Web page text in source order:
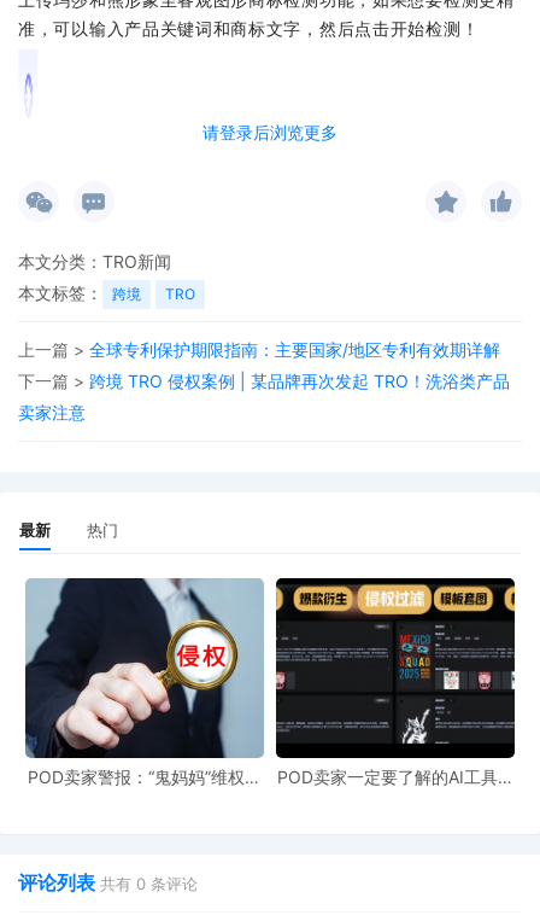
请登录后浏览更多
准，可以输入产品关键词和商标文字，然后点击开始检测！
本文分类： TRO新闻
本文标签：
跨境 TRO
上一篇 > 全球专利保护期限指南：主要国家/地区专利有效期详解
下一篇 > 跨境 TRO 侵权案例 | 某品牌再次发起 TRO！洗浴类产品
卖家注意
最新 热门
POD卖家警报：“鬼妈妈”维权致
POD卖家一定要了解的AI工具，
评论列表 共有 0 条评论